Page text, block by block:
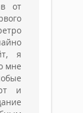
от
я
мне
и